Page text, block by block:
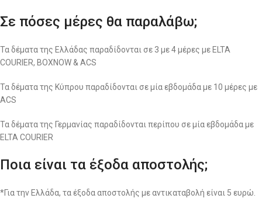
Σε πόσες μέρες θα παραλάβω;
Τα δέματα της Ελλάδας παραδίδονται σε 3 με 4 μέρες με ELTA
COURIER, BOXNOW & ACS
Τα δέματα της Κύπρου παραδίδονται σε μία εβδομάδα με 10 μέρες με
ACS
Τα δέματα της Γερμανίας παραδίδονται περίπου σε μία εβδομάδα με
ELTA COURIER
Ποια είναι τα έξοδα αποστολής;
*Για την Ελλάδα, τα έξοδα αποστολής με αντικαταβολή είναι 5 ευρώ.